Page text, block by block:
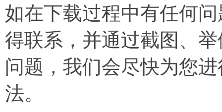
如在下载过程中有任何
得联系，并通过截图、
问题，我们会尽快为您
法。